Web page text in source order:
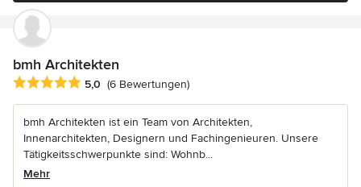
bmh Architekten
Durchschnittliche Bewertung: 5 von 5 Sternen
5,0 (6 Bewertungen)
bmh Architekten ist ein Team von Architekten,
Innenarchitekten, Designern und Fachingenieuren. Unsere
Tätigkeitsschwerpunkte sind: Wohnb...
Mehr